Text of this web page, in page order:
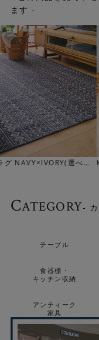
かな表情が楽しめます
▼GRAYは、使いやす
ち着きを出してくれま
ます -
Knittingラグ
CATEGORY-
テーブル
食器棚・
キッチン収納
アンティーク
家具